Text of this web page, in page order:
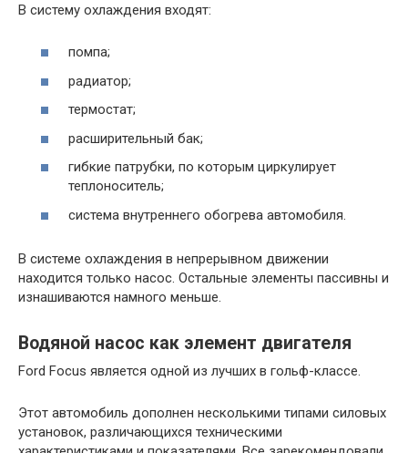
В систему охлаждения входят:
помпа;
радиатор;
термостат;
расширительный бак;
гибкие патрубки, по которым циркулирует
теплоноситель;
система внутреннего обогрева автомобиля.
В системе охлаждения в непрерывном движении
находится только насос. Остальные элементы пассивны и
изнашиваются намного меньше.
Водяной насос как элемент двигателя
Ford Focus является одной из лучших в гольф-классе.
Этот автомобиль дополнен несколькими типами силовых
установок, различающихся техническими